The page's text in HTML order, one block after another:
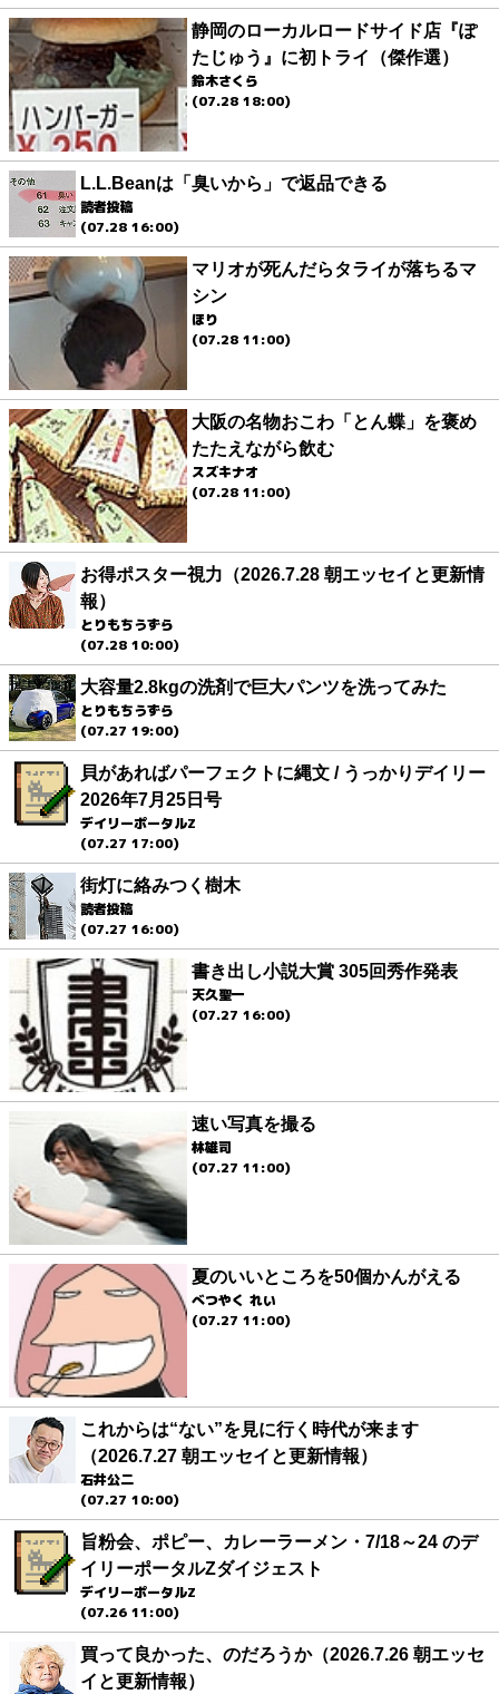
静岡のローカルロードサイド店『ぽ
たじゅう』に初トライ（傑作選）
鈴木さくら
(07.28 18:00)
L.L.Beanは「臭いから」で返品できる
読者投稿
(07.28 16:00)
マリオが死んだらタライが落ちるマ
シン
ほり
(07.28 11:00)
大阪の名物おこわ「とん蝶」を褒め
たたえながら飲む
スズキナオ
(07.28 11:00)
お得ポスター視力（2026.7.28 朝エッセイと更新情
報）
とりもちうずら
(07.28 10:00)
大容量2.8kgの洗剤で巨大パンツを洗ってみた
とりもちうずら
(07.27 19:00)
貝があればパーフェクトに縄文 / うっかりデイリー
2026年7月25日号
デイリーポータルZ
(07.27 17:00)
街灯に絡みつく樹木
読者投稿
(07.27 16:00)
書き出し小説大賞 305回秀作発表
天久聖一
(07.27 16:00)
速い写真を撮る
林雄司
(07.27 11:00)
夏のいいところを50個かんがえる
べつやく れい
(07.27 11:00)
これからは“ない”を見に行く時代が来ます
（2026.7.27 朝エッセイと更新情報）
石井公二
(07.27 10:00)
旨粉会、ポピー、カレーラーメン・7/18～24 のデ
イリーポータルZダイジェスト
デイリーポータルZ
(07.26 11:00)
買って良かった、のだろうか（2026.7.26 朝エッセ
イと更新情報）